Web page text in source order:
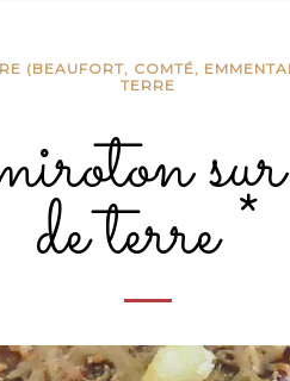
(BEAUFORT, COMTÉ,
TERRE
sur
de terre *